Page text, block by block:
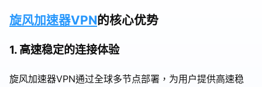
旋风加速器VPN的核心优势
1. 高速稳定的连接体验
旋风加速器VPN通过全球多节点部署，为用户提供高速稳